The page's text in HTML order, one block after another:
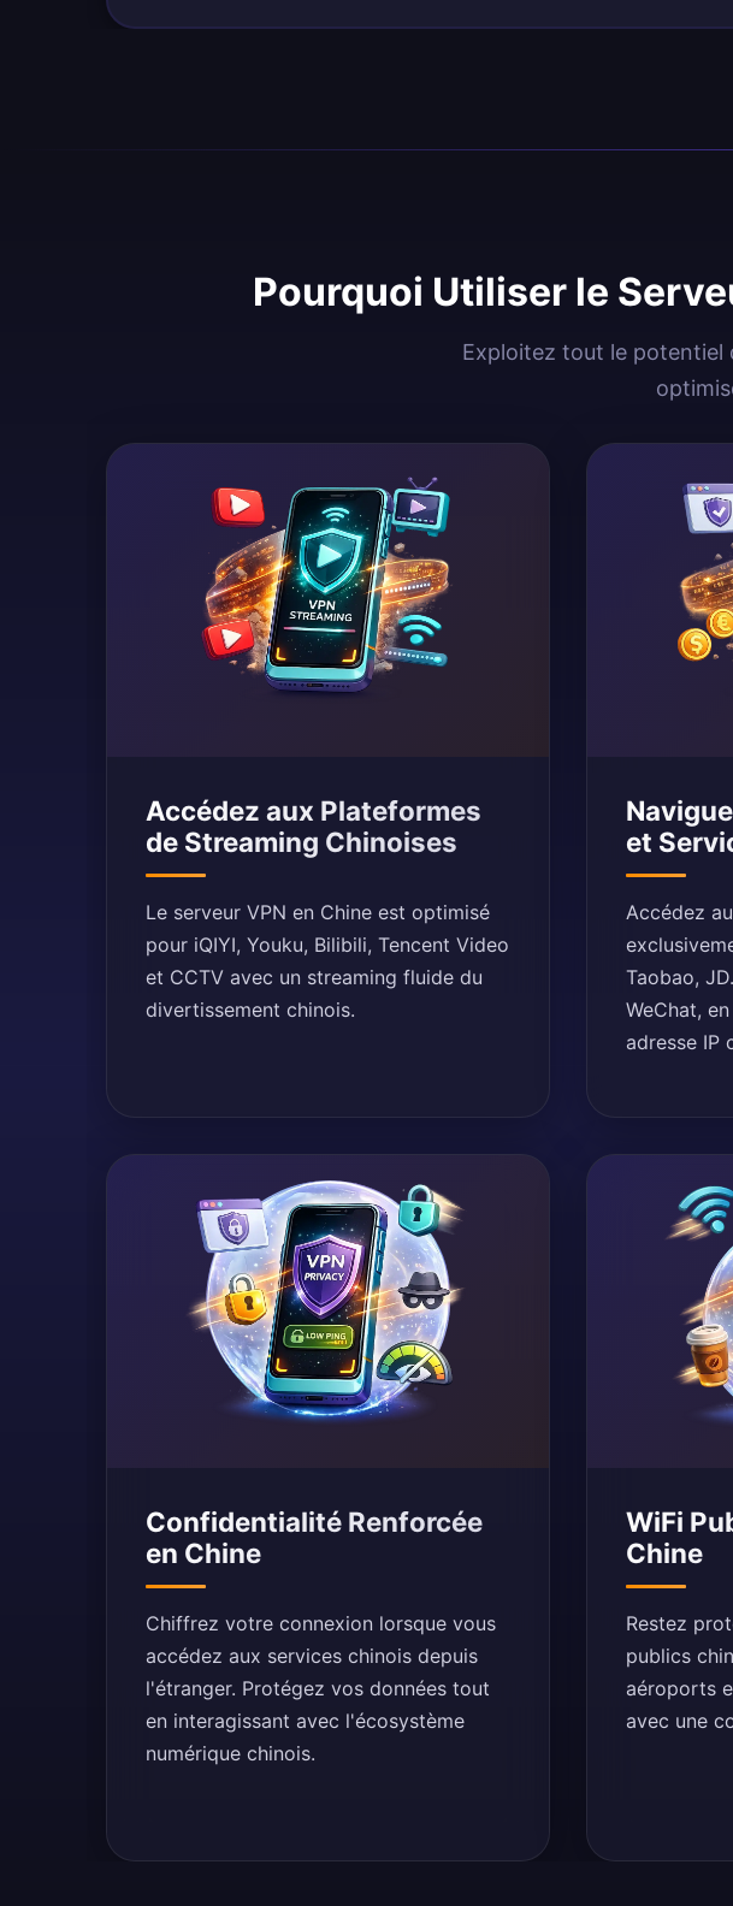
Pourquoi Utiliser le
Exploitez tout le potentiel
Accédez aux Plateformes
de Streaming Chinoises
Le serveur VPN en Chine est optimisé
pour iQIYI, Youku, Bilibili, Tencent Video
et CCTV avec un streaming fluide du
divertissement chinois.
et
Accédez
Taobao,
WeChat,
adresse IP
Confidentialité Renforcée
en Chine
Chiffrez votre connexion lorsque vous
accédez aux services chinois depuis
l'étranger. Protégez vos données tout
en interagissant avec l'écosystème
numérique chinois.
WiFi
Chine
Restez
publics
aéroports
avec une